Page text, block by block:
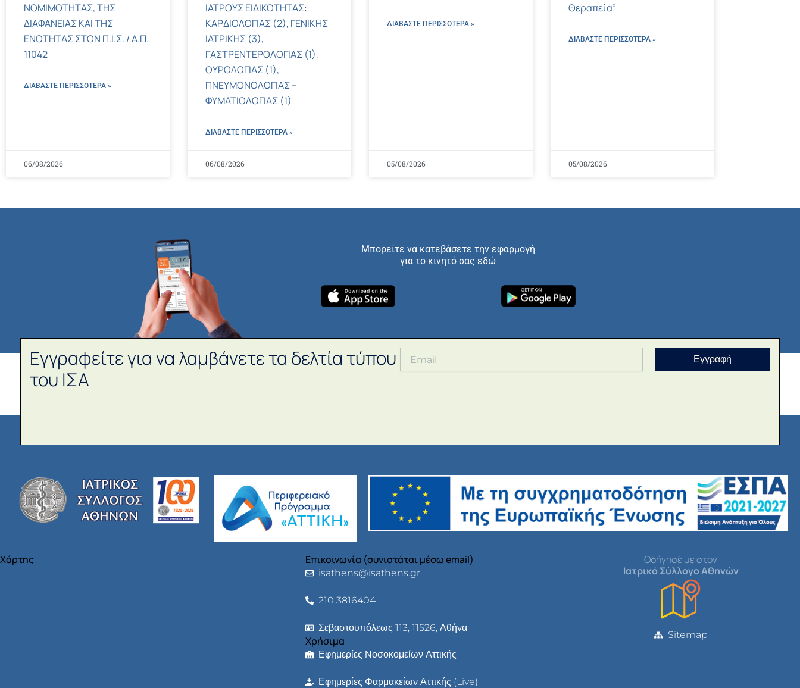
ΝΟΜΙΜΟΤΗΤΑΣ, ΤΗΣ
ΔΙΑΦΑΝΕΙΑΣ ΚΑΙ ΤΗΣ
ΕΝΟΤΗΤΑΣ ΣΤΟΝ Π.Ι.Σ. / Α.Π.
11042
ΔΙΑΒΑΣΤΕ ΠΕΡΙΣΣΌΤΕΡΑ »
06/08/2026
ΙΑΤΡΟΥΣ ΕΙΔΙΚΟΤΗΤΑΣ:
ΚΑΡΔΙΟΛΟΓΙΑΣ (2), ΓΕΝΙΚΗΣ
ΙΑΤΡΙΚΗΣ (3),
ΓΑΣΤΡΕΝΤΕΡΟΛΟΓΙΑΣ (1),
ΟΥΡΟΛΟΓΙΑΣ (1),
ΠΝΕΥΜΟΝΟΛΟΓΙΑΣ –
ΦΥΜΑΤΙΟΛΟΓΙΑΣ (1)
ΔΙΑΒΑΣΤΕ ΠΕΡΙΣΣΌΤΕΡΑ »
06/08/2026
ΔΙΑΒΑΣΤΕ ΠΕΡΙΣΣΌΤΕΡΑ »
05/08/2026
Θεραπεία”
ΔΙΑΒΑΣΤΕ ΠΕΡΙΣΣΌΤΕΡΑ »
05/08/2026
Μπορείτε να κατεβάσετε την εφαρμογή
για το κινητό σας εδώ
Εγγραφείτε για να λαμβάνετε τα δελτία τύπου
του ΙΣΑ
Εγγραφή
Χάρτης Επικοινωνία (συνιστάται μέσω email)
isathens@isathens.gr
210 3816404
Σεβαστουπόλεως 113, 11526, Αθήνα
Χρήσιμα
Εφημερίες Νοσοκομείων Αττικής
Εφημερίες Φαρμακείων Αττικής (Live)
Οδήγησέ με στον
Ιατρικό Σύλλογο Αθηνών
Sitemap